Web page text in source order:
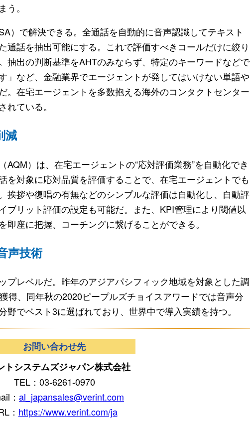
。
）で解決できる。全通話を自動的に音声認識してテキスト
通話を抽出可能にする。これで評価すべきコールだけに絞り
抽出の判断基準をAHTのみならず、特定のキーワードなどで
」など、金融業界でエージェントが発してはいけない単語や
。在宅エージェントを多数抱える海外のコンタクトセンター
ている。
減
）は、在宅エージェントの“応対評価業務”を自動化でき
を対象に応対品質を評価することで、在宅エージェントでも
挨拶や復唱の有無などのシンプルな評価は自動化し、自動評
ブリット評価の設定も可能だ。また、KPI管理により閾値以
座に把握、コーチングに繋げることができる。
声技術
プレベルだ。昨年のアジアパシフィック地域を対象とした調
得、同年秋の2020ピープルズチョイスアワードでは音声分
でベスト3に選ばれており、世界中で導入実績を持つ。
お問い合わせ先
トシステムズジャパン株式会社
TEL：03-6261-0970
： al_japansales@verint.com
： https://www.verint.com/ja